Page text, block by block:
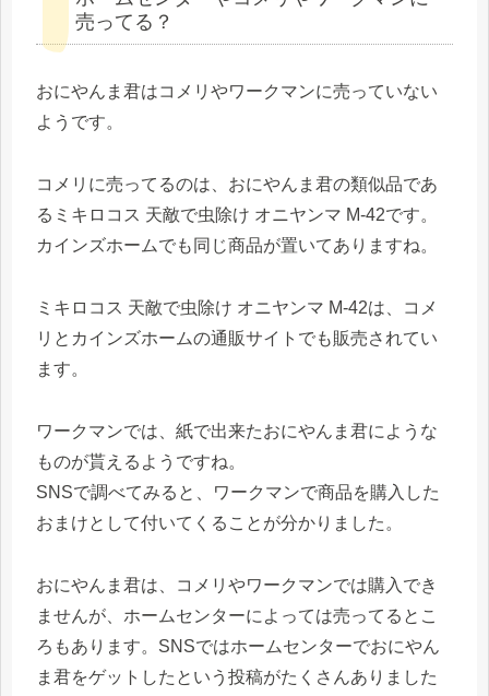
売ってる？
おにやんま君はコメリやワークマンに売っていない
ようです。
コメリに売ってるのは、おにやんま君の類似品であ
るミキロコス 天敵で虫除け オニヤンマ M-42です。
カインズホームでも同じ商品が置いてありますね。
ミキロコス 天敵で虫除け オニヤンマ M-42は、コメ
リとカインズホームの通販サイトでも販売されてい
ます。
ワークマンでは、紙で出来たおにやんま君にような
ものが貰えるようですね。
SNSで調べてみると、ワークマンで商品を購入した
おまけとして付いてくることが分かりました。
おにやんま君は、コメリやワークマンでは購入でき
ませんが、ホームセンターによっては売ってるとこ
ろもあります。SNSではホームセンターでおにやん
ま君をゲットしたという投稿がたくさんありました